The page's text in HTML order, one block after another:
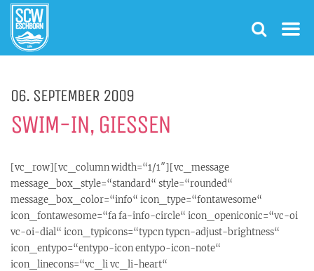
06. SEPTEMBER 2009
SWIM-IN, GIESSEN
[vc_row][vc_column width=“1/1″][vc_message
message_box_style=“standard“ style=“rounded“
message_box_color=“info“ icon_type=“fontawesome“
icon_fontawesome=“fa fa-info-circle“ icon_openiconic=“vc-oi
vc-oi-dial“ icon_typicons=“typcn typcn-adjust-brightness“
icon_entypo=“entypo-icon entypo-icon-note“
icon_linecons=“vc_li vc_li-heart“